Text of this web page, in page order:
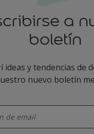
a
boletín
ideas y tendencias de
nuevo boletín